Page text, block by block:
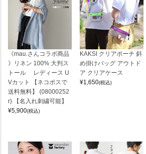
《mau.さんコラボ商品
》リネン 100% 大判ス
トール レディース U
Vカット 【ネコポスで
送料無料】 (08000252
r) 【名入れ刺繍可能】
¥5,900(税込)
KAKSI クリアポーチ 斜
め掛けバッグ アウトド
ア クリアケース
¥1,650(税込)